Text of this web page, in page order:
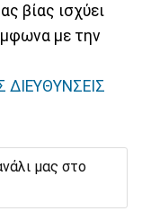
βίας ισχύει
με την
ΔΙΕΥΘΥΝΣΕΙΣ
μας στο